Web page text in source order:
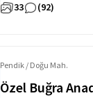
33 (92)
Pendik / Doğu Mah.
Özel Buğra